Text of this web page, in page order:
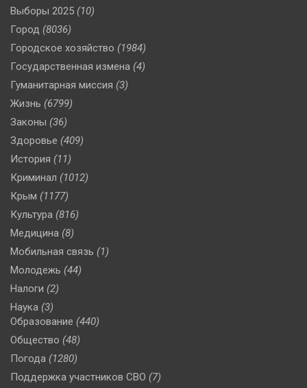
Выборы 2025 (10)
Город (8036)
Городское хозяйство (1984)
Государственная измена (4)
Гуманитарная миссия (3)
Жизнь (6799)
Законы (36)
Здоровье (409)
История (11)
Криминал (1012)
Крым (1177)
Культура (816)
Медицина (8)
Мобильная связь (1)
Молодежь (44)
Налоги (2)
Наука (3)
Образование (440)
Общество (48)
Погода (1280)
Поддержка участников СВО (7)